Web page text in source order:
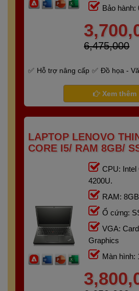
Bảo hành:
6,475,000
Hỗ trợ nâng cấp
Đồ họa -
Bảo hành 6 tháng
Xem thêm
LAPTOP LENOVO
CORE I5/ RAM 8GB/
CPU: Intel
4200U.
RAM:
Ổ cứng:
VGA:
Graphics
Màn hình: